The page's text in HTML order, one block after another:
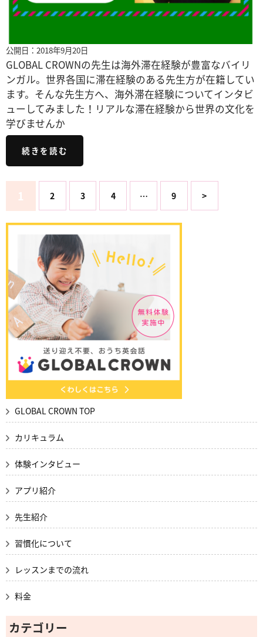
公開日：2018年9月20日
GLOBAL CROWNの先生は海外滞在経験が豊富なバイリ
ンガル。世界各国に滞在経験のある先生方が在籍してい
ます。そんな先生方へ、海外滞在経験についてインタビ
ューしてみました！リアルな滞在経験から世界の文化を
学びませんか
続きを読む
1 2 3 4 … 9 >
GLOBAL CROWN TOP
カリキュラム
体験インタビュー
アプリ紹介
先生紹介
習慣化について
レッスンまでの流れ
料金
カテゴリー